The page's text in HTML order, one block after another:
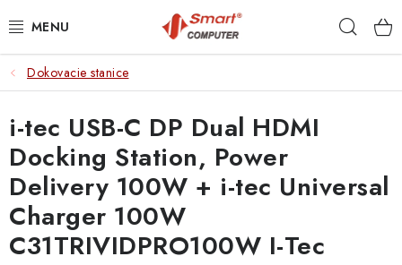
na
NOTEBOOKY
MOBILNÉ ZARIADENIA
PC A KOMPONENTY
PERIFÉRIE
Dokovacie stanice
i-tec USB-C DP Dual HDMI
Docking Station, Power
Delivery 100W + i-tec Universal
Charger 100W
C31TRIVIDPRO100W I-Tec